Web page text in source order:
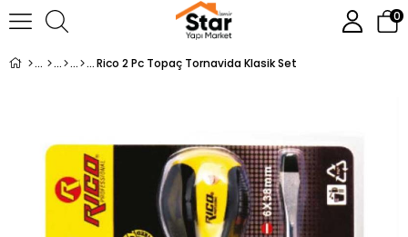
0
Rico 2 Pc Topaç Tornavida Klasik Set